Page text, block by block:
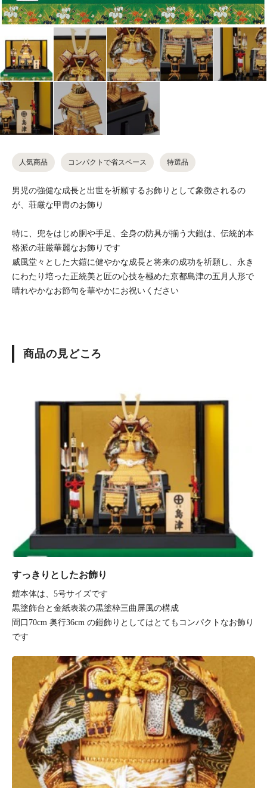
人気商品 コンパクトで省スペース 特選品
男児の強健な成長と出世を祈願するお飾りとして象徴されるの
が、荘厳な甲冑のお飾り
特に、兜をはじめ胴や手足、全身の防具が揃う大鎧は、伝統的本
格派の荘厳華麗なお飾りです
威風堂々とした大鎧に健やかな成長と将来の成功を祈願し、永き
にわたり培った正統美と匠の心技を極めた京都島津の五月人形で
晴れやかなお節句を華やかにお祝いください
商品の見どころ
すっきりとしたお飾り
鎧本体は、5号サイズです
黒塗飾台と金紙表装の黒塗枠三曲屏風の構成
間口70cm 奥行36cm の鎧飾りとしてはとてもコンパクトなお飾り
です